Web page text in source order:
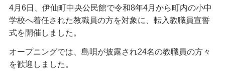
4月6日、伊仙町中央公民館で令和8年4月から町内の小中
学校へ着任された教職員の方を対象に、転入教職員宣誓
式を開催しました。
オープニングでは、島唄が披露され24名の教職員の方々
を歓迎しました。